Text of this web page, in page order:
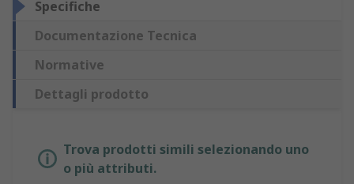
Specifiche
Documentazione Tecnica
Normative
Dettagli prodotto
Trova prodotti simili selezionando uno
o più attributi.